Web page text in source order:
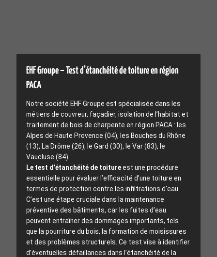
EHF Groupe – Test d’étanchéité de toiture en région
PACA
Notre société EHF Groupe est spécialisée dans les
métiers de couvreur, façadier, isolation de l’habitat et
traitement de bois de charpente en région PACA : les
Alpes de Haute Provence (04), les Bouches du Rhône
(13), La Drôme (26), le Gard (30), le Var (83), le
Vaucluse (84).
Le test d’étanchéité de toitureest une procédure
essentielle pour évaluer l’efficacité d’une toiture en
termes de protection contre les infiltrations d’eau.
C’est une étape cruciale dans la maintenance
préventive des bâtiments, car les fuites d’eau
peuvent entraîner des dommages importants, tels
que la pourriture du bois, la formation de moisissures
et des problèmes structurels. Ce test vise à identifier
d’éventuelles défaillances dans l’étanchéité de la